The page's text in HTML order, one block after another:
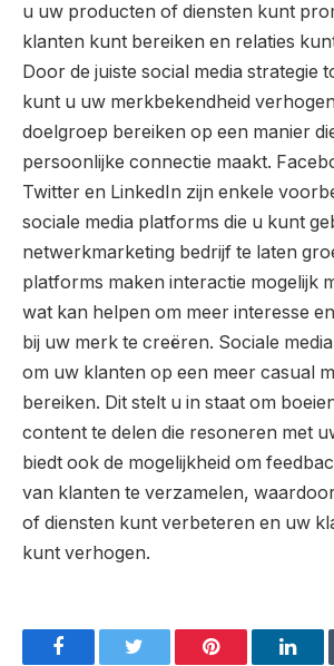
u uw producten of diensten kunt
klanten kunt bereiken en relaties
Door de juiste social media strategie
kunt u uw merkbekendheid
doelgroep bereiken op een manier
persoonlijke connectie maakt.
Twitter en LinkedIn zijn enkele
sociale media platforms die u kunt
netwerkmarketing bedrijf te laten
platforms maken interactie mogelijk
wat kan helpen om meer interesse
bij uw merk te creëren. Sociale
om uw klanten op een meer casual
bereiken. Dit stelt u in staat om
content te delen die resoneren met
biedt ook de mogelijkheid om
van klanten te verzamelen,
of diensten kunt verbeteren en uw
kunt verhogen.
Facebook Pinterest